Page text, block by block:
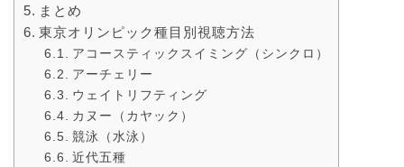
まとめ
東京オリンピック種目別視聴方法
アコースティックスイミング（シンクロ）
アーチェリー
ウェイトリフティング
カヌー（カヤック）
競泳（水泳）
近代五種